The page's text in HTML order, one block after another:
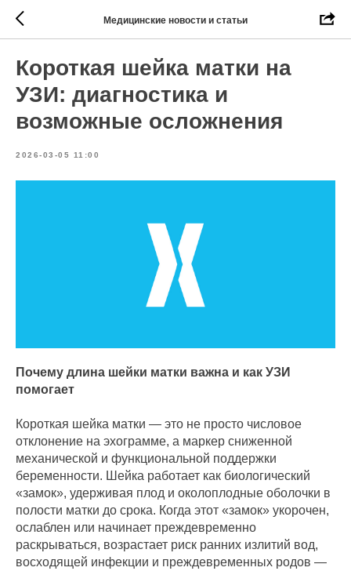
Медицинские новости и статьи
Короткая шейка матки на
УЗИ: диагностика и
возможные осложнения
2026-03-05 11:00
Почему длина шейки матки важна и как УЗИ
помогает
Короткая шейка матки — это не просто числовое
отклонение на эхограмме, а маркер сниженной
механической и функциональной поддержки
беременности. Шейка работает как биологический
«замок», удерживая плод и околоплодные оболочки в
полости матки до срока. Когда этот «замок» укорочен,
ослаблен или начинает преждевременно
раскрываться, возрастает риск ранних излитий вод,
восходящей инфекции и преждевременных родов —